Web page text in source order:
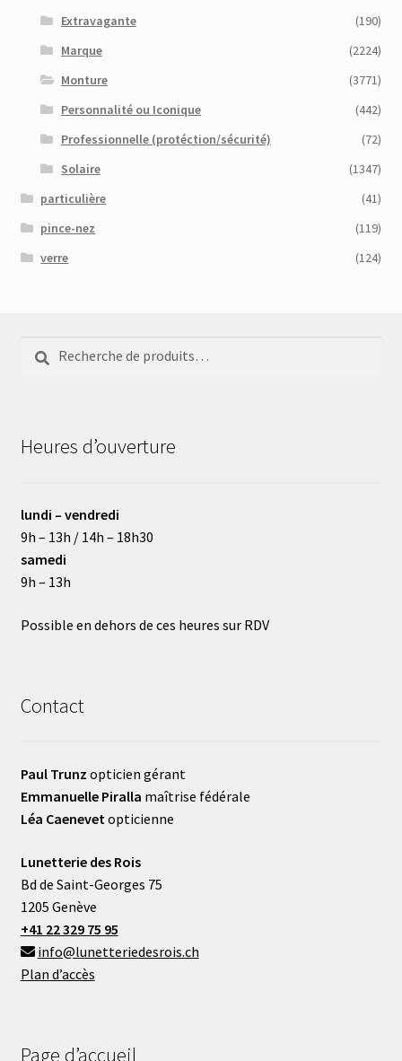
Extravagante
(190)
Marque
(2224)
Monture
(3771)
Personnalité ou Iconique
(442)
Professionnelle (protéction/sécurité)
(72)
Solaire
(1347)
particulière
(41)
pince-nez
(119)
verre
(124)
pour :
Heures d’ouverture
lundi – vendredi
9h – 13h / 14h – 18h30
samedi
9h – 13h
Possible en dehors de ces heures sur RDV
Contact
Paul Trunz opticien gérant
Emmanuelle Piralla maîtrise fédérale
Léa Caenevetopticienne
Lunetterie des Rois
Bd de Saint-Georges 75
1205 Genève
+41 22 329 75 95
info@lunetteriedesrois.ch
Plan d’accès
Page d’accueil